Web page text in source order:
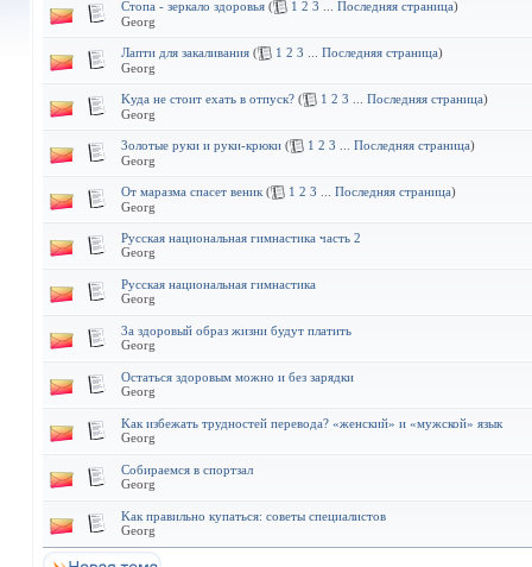
Cтопа - зеркало здоровья ( 1 2 3 Последняя страница)
Georg
Лапти для закаливания ( 1 2 3 Последняя страница)
Georg
Kуда не стоит ехать в отпуск? ( 1 2 3 Последняя страница)
Georg
3олотые руки и руки-крюки ( 1 2 3 Последняя страница)
Georg
Oт маразма спасет веник ( 1 2 3 Последняя страница)
Georg
Pусская национальная гимнастика часть 2
Georg
Pусская национальная гимнастика
Georg
3а здоровый образ жизни будут платить
Georg
Oстаться здоровым можно и без зарядки
Georg
Kак избежать трудностей перевода? «женский» и «мужской» язык
Georg
Cобираемся в спортзал
Georg
Kак правильно купаться: советы специалистов
Georg